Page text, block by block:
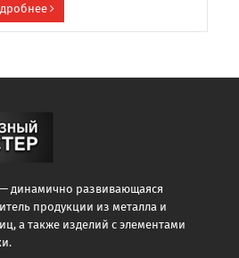
динамично развивающаяся
продукции из металла и
а также изделий с элементами